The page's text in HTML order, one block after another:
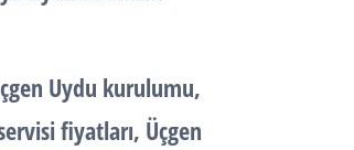
Uydu kurulumu,
fiyatları, Üçgen